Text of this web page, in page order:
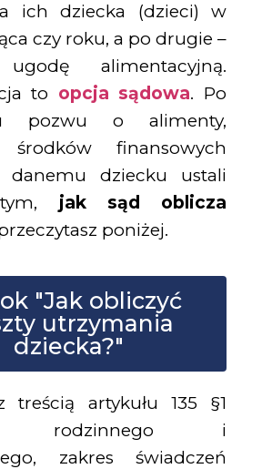
ich dziecka (dzieci) w
czy roku, a po drugie –
alimentacyjną.
to opcja sądowa. Po
pozwu o alimenty,
środków finansowych
danemu dziecku ustali
jak sąd oblicza
poniżej.
"Jak obliczyć
utrzymania
dziecka?"
treścią artykułu 135 §1
rodzinnego i
zakres świadczeń